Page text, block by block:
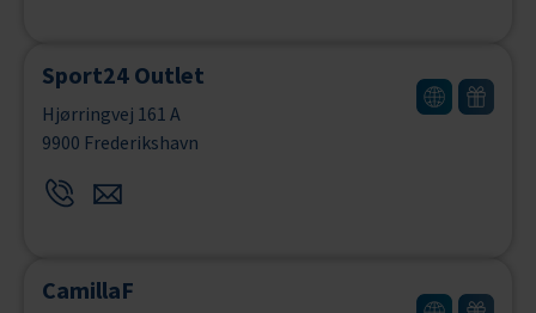
Sport24 Outlet
Hjørringvej 161 A
9900 Frederikshavn
CamillaF